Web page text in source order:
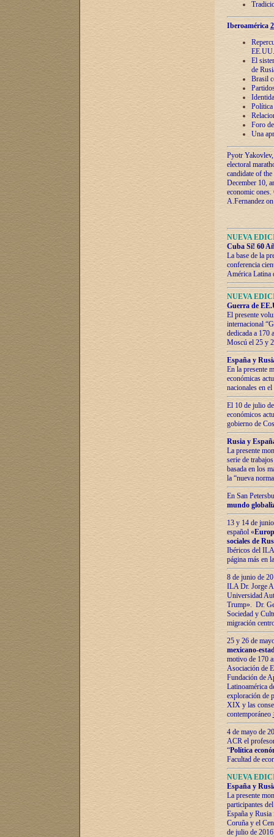
Iberoamérica
EE.UU.
El
de
Brasil
Política
Foro
Una
Pyotr
electoral
candidate of
December 10,
economic
A.Fernandez
NUEVA
Cuba Sí! 60
La base de la
conferencia
América Latina
NUEVA
Guerra de
El presente
internacional
dedicada a 170
Moscú el 25 y
España y
En la presente
económicas
nacionales en
El 10 de julio
económicos
gobierno de
Rusia y
La presente
serie de
basada en los
la “nueva
En San
mundo
13 y 14 de
español «
sociales de
Ibéricos del ILA
página más en
8 de junio de
ILA Dr. Jorge
Universidad
Trump». Dr.
Sociedad y
migración
25 y 26 de
mexicano-
motivo de 170
Asociación de
Fundación de
Latinoamérica
exploración de
XIX y las
contemporáneo
4 de mayo de
ACR el
“Política
Facultad de
NUEVA
España y
La presente
participantes
España y
Coruña y el
de julio de